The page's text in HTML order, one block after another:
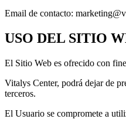
Email de contacto:
USO DEL SITIO
El Sitio Web es ofrecido con
Vitalys Center, podrá dejar de
terceros.
El Usuario se compromete a